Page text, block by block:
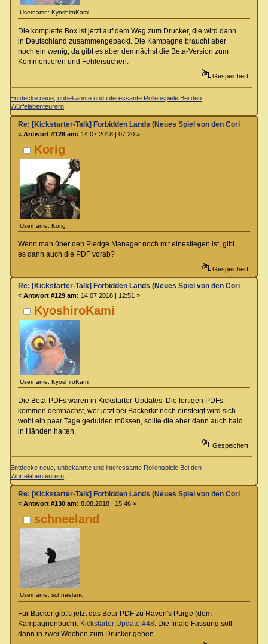
Username: KyoshiroKami
Die komplette Box ist jetzt auf dem Weg zum Drucker, die wird dann
in Deutschland zusammengepackt. Die Kampagne braucht aber
noch ein wenig, da gibt es aber demnächst die Beta-Version zum
Kommentieren und Fehlersuchen.
Gespeichert
Entdecke neue, unbekannte und interessante Rollenspiele Bei den
Würfelabenteurern
Korig
Username: Korig
Re: [Kickstarter-Talk] Forbidden Lands (Neues Spiel von den Coriolis-
« Antwort #128 am: 14.07.2018 | 07:20 »
Wenn man über den Pledge Manager noch mit einestiegen ist, gibt
es dann auch die PDF vorab?
Gespeichert
KyoshiroKami
Username: KyoshiroKami
Re: [Kickstarter-Talk] Forbidden Lands (Neues Spiel von den Coriolis-
« Antwort #129 am: 14.07.2018 | 12:51 »
Die Beta-PDFs waren in Kickstarter-Updates. Die fertigen PDFs
kommen demnächst, wer jetzt bei Backerkit noch einsteigt wird sich
wohl ein paar Tage gedulden müssen, sollte die aber dann auch bald
in Händen halten.
Gespeichert
Entdecke neue, unbekannte und interessante Rollenspiele Bei den
Würfelabenteurern
schneeland
Username: schneeland
Re: [Kickstarter-Talk] Forbidden Lands (Neues Spiel von den Coriolis-
« Antwort #130 am: 8.08.2018 | 15:46 »
Für Backer gibt's jetzt das Beta-PDF zu Raven's Purge (dem
Kampagnenbuch): Kickstarter Update #48. Die finale Fassung soll
dann in zwei Wochen zum Drucker gehen.